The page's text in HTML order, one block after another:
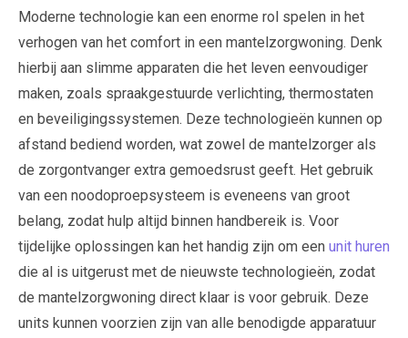
Moderne technologie kan een enorme rol spelen in het
verhogen van het comfort in een mantelzorgwoning. Denk
hierbij aan slimme apparaten die het leven eenvoudiger
maken, zoals spraakgestuurde verlichting, thermostaten
en beveiligingssystemen. Deze technologieën kunnen op
afstand bediend worden, wat zowel de mantelzorger als
de zorgontvanger extra gemoedsrust geeft. Het gebruik
van een noodoproepsysteem is eveneens van groot
belang, zodat hulp altijd binnen handbereik is. Voor
tijdelijke oplossingen kan het handig zijn om een unit huren
die al is uitgerust met de nieuwste technologieën, zodat
de mantelzorgwoning direct klaar is voor gebruik. Deze
units kunnen voorzien zijn van alle benodigde apparatuur